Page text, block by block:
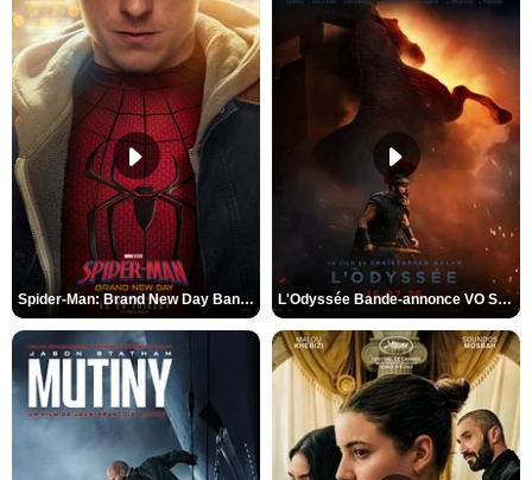
Spider-Man: Brand New Day Bande-annonce VO STFR L'Odyssée Bande-annonce VO STFR